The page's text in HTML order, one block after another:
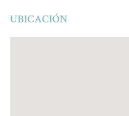
UBICACIÓN